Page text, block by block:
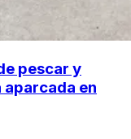
pescar y
en